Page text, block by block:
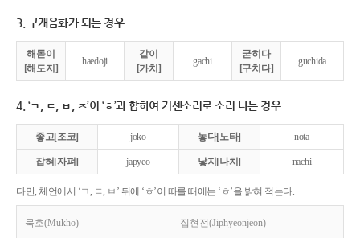
3. 구개음화가 되는 경우
해돋이
[해도지]
haedoji
같이
[가치]
gachi
굳히다
[구치다]
guchida
4. ‘ㄱ, ㄷ, ㅂ, ㅈ’이 ‘ㅎ’과 합하여 거센소리로 소리 나는 경우
좋고[조코] joko 놓다[노타] nota
잡혀[자펴] japyeo 낳지[나치] nachi
다만, 체언에서 ‘ㄱ, ㄷ, ㅂ’ 뒤에 ‘ㅎ’이 따를 때에는 ‘ㅎ’을 밝혀 적는다.
묵호(Mukho) 집현전(Jiphyeonjeon)